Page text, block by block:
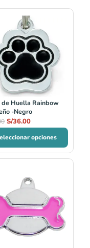
de Huella Rainbow
-Negro
precio
original
era:
S/44.00.
S/36.00
precio
actual
es:
S/36.00.
opciones
precio
original
era:
S/44.00.
precio
actual
S/36.00.